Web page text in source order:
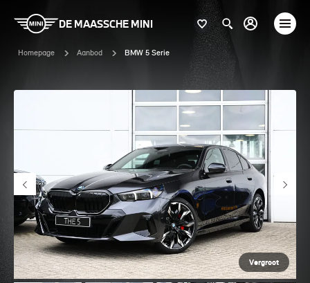
DE MAASSCHE MINI
Homepage Aanbod BMW 5 Serie
Vergroot